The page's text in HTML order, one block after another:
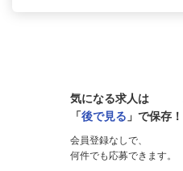
気になる求人は
「後で見る 」で保存！
会員登録なしで、
何件でも応募できます。